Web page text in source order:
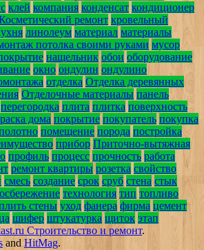
клей компания конденсат кондиционер
ремонт кровельный
линолеум материал материалы
потолка своими руками мусор
нащельник обои оборудование
окно ондулин ондулино
отделка Отделка деревянных
Отделочные материалы панель
перегородка плита плитка поверхность
дома покрытие покупатель покупка
помещение порода постройка
прибор Приточно-вытяжная
профиль процесс прочность работа
ремонт квартиры розетка свойство
смесь создание срок сруб стена стык
технология тип топливо
стены уход фанера фирма цемент
шифер штукатурка щиток этап
Строительство и ремонт.
and HitMag.